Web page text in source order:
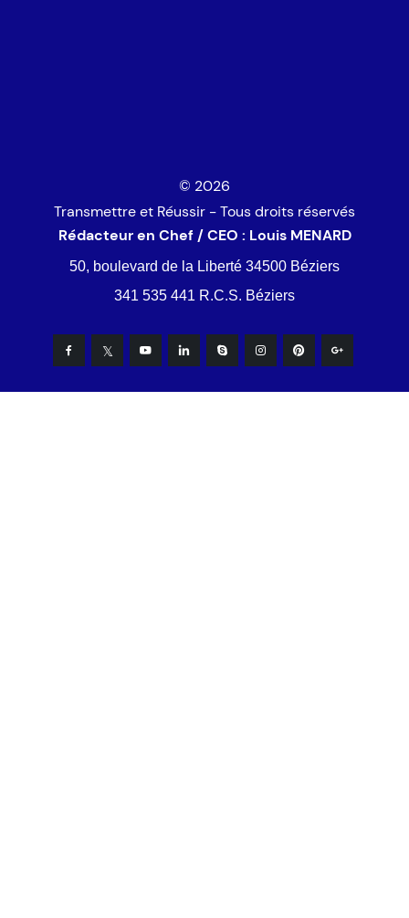
© 2026
Transmettre et Réussir - Tous droits réservés
Rédacteur en Chef / CEO : Louis MENARD
50, boulevard de la Liberté 34500 Béziers
341 535 441 R.C.S. Béziers